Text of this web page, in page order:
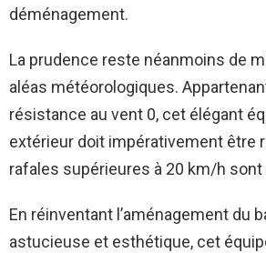
déménagement.
La prudence reste néanmoins de
aléas météorologiques.
résistance au vent 0, cet élégant
extérieur doit impérativement être
rafales supérieures à 20 km/h sont
En réinventant l’aménagement du
astucieuse et esthétique, cet